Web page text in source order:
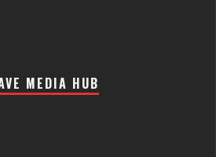
MEDIA HUB